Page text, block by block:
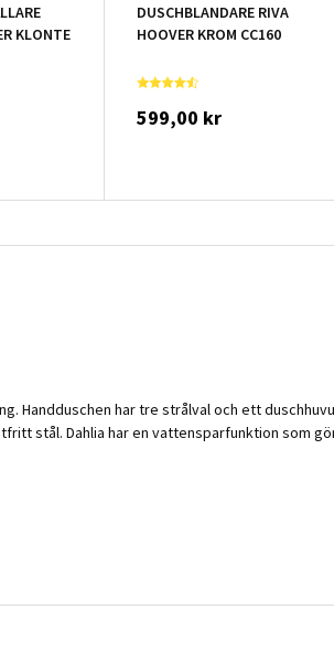
KLONTE
DUSCHBLANDARE RIVA
HOOVER KROM CC160
599,00 kr
Handduschen har tre strålval och ett
stål. Dahlia har en vattensparfunktion som